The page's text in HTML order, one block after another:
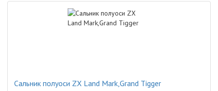
Сальник полуоси ZX Land Mark,Grand Tigger